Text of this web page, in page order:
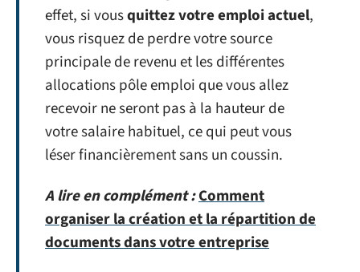
effet, si vousquittez votre emploi actuel,
vous risquez de perdre votre source
principale de revenu et les différentes
allocations pôle emploi que vous allez
recevoir ne seront pas à la hauteur de
votre salaire habituel, ce qui peut vous
léser financièrement sans un coussin.
A lire en complément :Comment
organiser la création et la répartition de
documents dans votre entreprise